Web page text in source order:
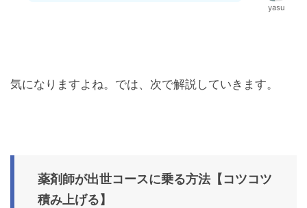
yasu
気になりますよね。では、次で解説していきます。
薬剤師が出世コースに乗る方法【コツコツ
積み上げる】